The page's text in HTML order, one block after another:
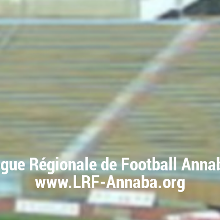
Régionale de Football
www.LRF-Annaba.org